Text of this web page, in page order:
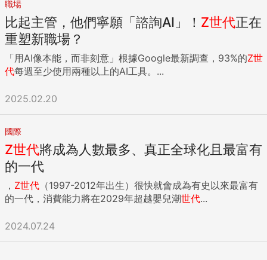
職場
比起主管，他們寧願「諮詢AI」！ Z世代正在
重塑新職場？
「用AI像本能，而非刻意」根據Google最新調查，93%的Z世
代每週至少使用兩種以上的AI工具。...
2025.02.20
國際
Z世代將成為人數最多、真正全球化且最富有
的一代
， Z世代 （1997-2012年出生）很快就會成為有史以來最富有
的一代，消費能力將在2029年超越嬰兒潮世代...
2024.07.24